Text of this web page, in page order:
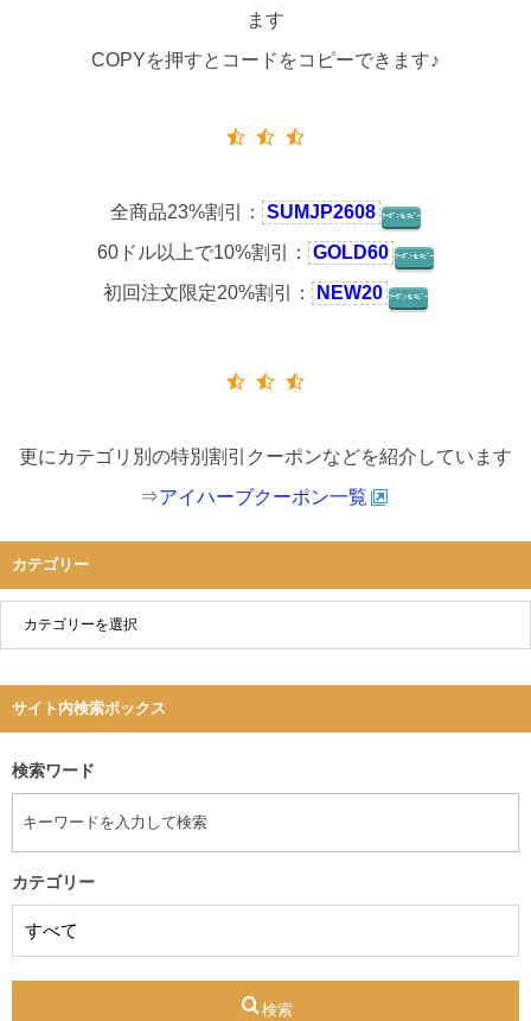
ます
COPYを押すとコードをコピーできます♪
全商品23%割引： SUMJP2608 ｸｰﾎﾟﾝをｺﾋﾟｰ
60ドル以上で10%割引： GOLD60 ｸｰﾎﾟﾝをｺﾋﾟｰ
初回注文限定20%割引： NEW20 ｸｰﾎﾟﾝをｺﾋﾟｰ
更にカテゴリ別の特別割引クーポンなどを紹介しています
⇒アイハーブクーポン一覧
カテゴリー
サイト内検索ボックス
検索ワード
カテゴリー
検索